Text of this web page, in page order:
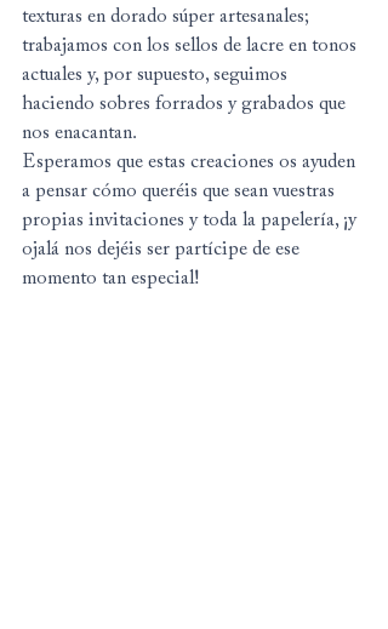
texturas en dorado súper artesanales;
trabajamos con los sellos de lacre en tonos
actuales y, por supuesto, seguimos
haciendo sobres forrados y grabados que
nos enacantan.
Esperamos que estas creaciones os ayuden
a pensar cómo queréis que sean vuestras
propias invitaciones y toda la papelería, ¡y
ojalá nos dejéis ser partícipe de ese
momento tan especial!